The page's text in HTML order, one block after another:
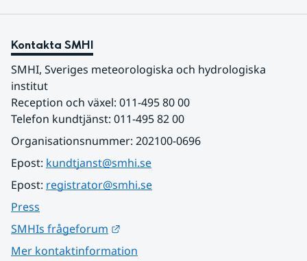
Kontakta SMHI
SMHI, Sveriges meteorologiska och hydrologiska
institut
Reception och växel: 011-495 80 00
Telefon kundtjänst: 011-495 82 00
Organisationsnummer: 202100-0696
Epost: kundtjanst@smhi.se
Epost: registrator@smhi.se
Press
SMHIs frågeforum
Mer kontaktinformation